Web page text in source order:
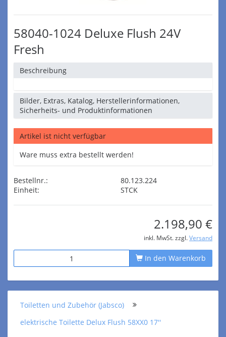
58040-1024 Deluxe Flush 24V
Fresh
Beschreibung
Bilder, Extras, Katalog, Herstellerinformationen,
Sicherheits- und Produktinformationen
Artikel ist nicht verfügbar
Ware muss extra bestellt werden!
Bestellnr.:
80.123.224
Einheit:
STCK
2.198,90 €
inkl. MwSt. zzgl. Versand
In den Warenkorb
Toiletten und Zubehör (Jabsco)
elektrische Toilette Delux Flush 58XX0 17''